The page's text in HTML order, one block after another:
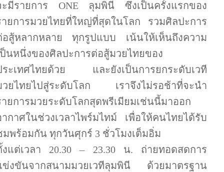
ะมีรายการ ONE ลุมพินี ซึ่งเป็นครั้งแรกของ
ายการมวยไทยที่ใหญ่ที่สุดในโลก รวมศิลปะการ
อสู้หลากหลาย ทุกรูปแบบ เน้นให้เห็นถึงความ
นหนึ่งของศิลปะการต่อสู้มวยไทยของ
ระเทศไทยด้วย และยังเป็นการยกระดับเวที
วยไทยไปสู่ระดับโลก เราจึงไม่รอช้าที่จะนำ
ยการมวยระดับโลกสุดพรีเมียมเช่นนี้มาออก
กาศในช่วงเวลาไพร์มไทม์ เพื่อให้คนไทยได้รับ
มพร้อมกัน ทุกวันศุกร์ 3ชั่วโมงเต็มอิ่ม
แต่เวลา 20.30 – 23.30 น. ถ่ายทอดสดการ
ข่งขันจากสนามมวยเวทีลุมพินี ด้วยมาตรฐาน